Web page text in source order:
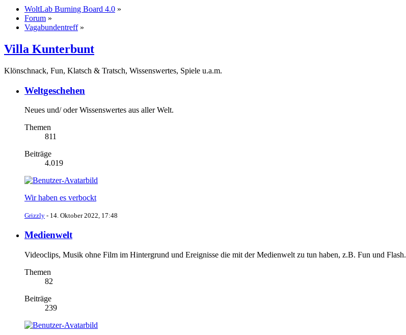
WoltLab Burning Board 4.0 »
Forum »
Vagabundentreff »
Villa Kunterbunt
Klönschnack, Fun, Klatsch & Tratsch, Wissenswertes, Spiele u.a.m.
Weltgeschehen
Neues und/ oder Wissenswertes aus aller Welt.
Themen
811
Beiträge
4.019
Wir haben es verbockt
Grizzly - 14. Oktober 2022, 17:48
Medienwelt
Videoclips, Musik ohne Film im Hintergrund und Ereignisse die mit der Medienwelt zu tun haben, z.B. Fun und Flash.
Themen
82
Beiträge
239